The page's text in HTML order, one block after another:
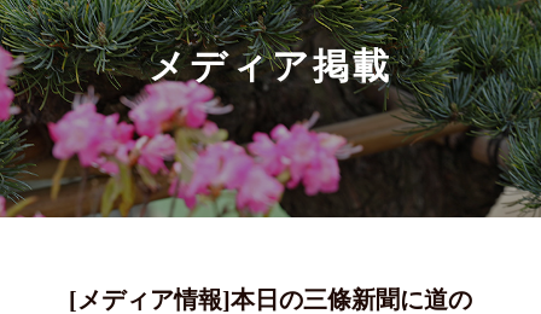
メディア掲載
[メディア情報]本日の三條新聞に道の